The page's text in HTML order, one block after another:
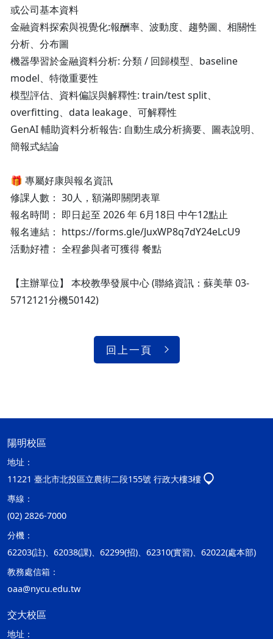
或公司基本資料
金融資料探索與視覺化:報酬率、波動度、趨勢圖、相關性
分析、分布圖
機器學習於金融資料分析: 分類 / 回歸模型、baseline
model、特徵重要性
模型評估、資料偏誤與解釋性: train/test split、
overfitting、data leakage、可解釋性
GenAI 輔助資料分析報告: 自動生成分析摘要、圖表說明、
簡報式結論
🎁 專屬好康與報名資訊
修課人數： 30人，額滿即關閉表單
報名時間： 即日起至 2026 年 6月18日 中午12點止
報名連結： https://forms.gle/JuxWP8q7dY24eLcU9
活動好禮： 全程參與者可獲得 餐點
【主辦單位】 本校教學發展中心 (聯絡資訊：蘇美華 03-
5712121分機50142)
回上一頁
陽明校區
地址：
11221 臺北市北投區立農街二段155號 行政大樓3樓
專線：
(02) 2826-7000
分機：
62203(註)、62038(課)、62299(招)、62310(實習)、62022(處本部)
教務處信箱：
oaa@nycu.edu.tw
交大校區
地址：